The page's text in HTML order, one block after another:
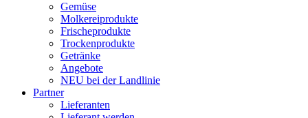
Gemüse
Molkereiprodukte
Frischeprodukte
Trockenprodukte
Getränke
Angebote
NEU bei der Landlinie
Partner
Lieferanten